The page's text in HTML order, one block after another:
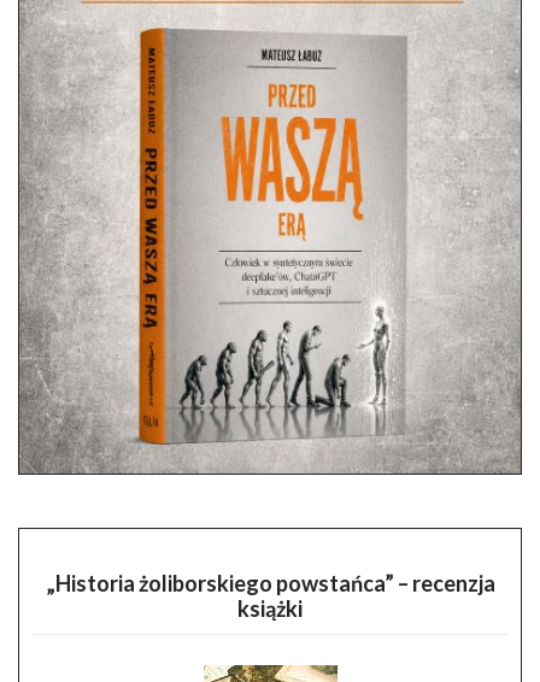
„Historia żoliborskiego powstańca” – recenzja
książki